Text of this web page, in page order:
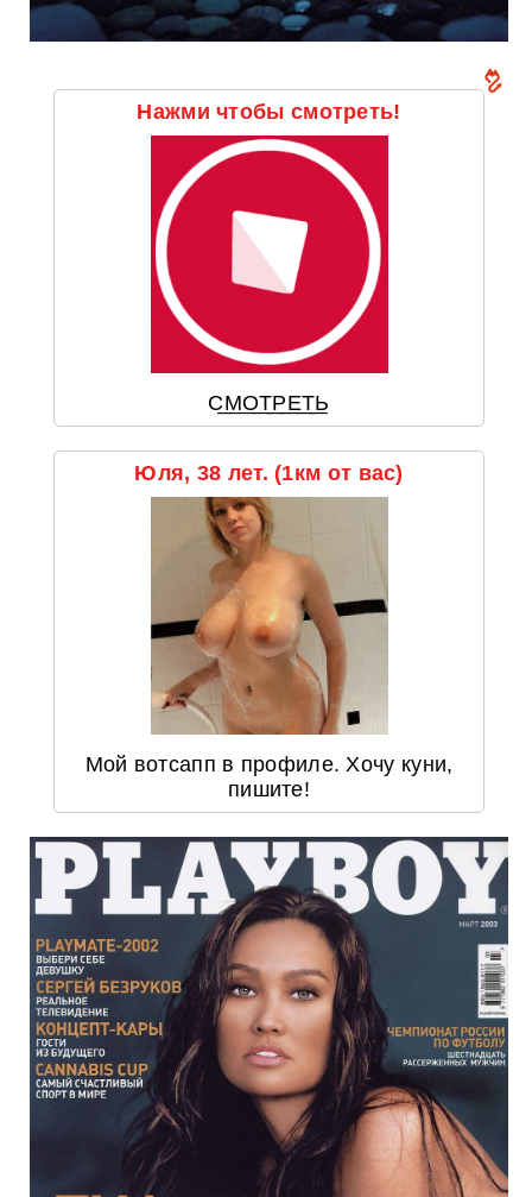
Нажми чтобы смотреть!
С͟М͟О͟Т͟Р͟Е͟Т͟Ь
Юля, 38 лет. (1км от вас)
Мой вотсапп в профиле. Хочу куни,
пишите!